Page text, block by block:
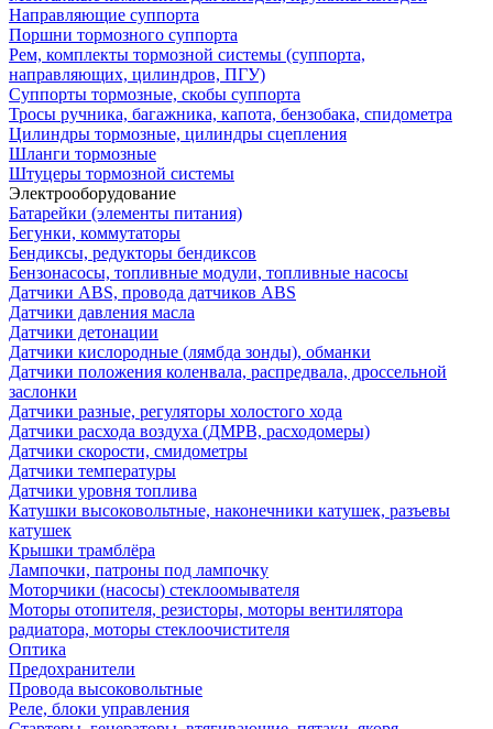
Направляющие суппорта
Поршни тормозного суппорта
Рем, комплекты тормозной системы (суппорта,
направляющих, цилиндров, ПГУ)
Суппорты тормозные, скобы суппорта
Тросы ручника, багажника, капота, бензобака, спидометра
Цилиндры тормозные, цилиндры сцепления
Шланги тормозные
Штуцеры тормозной системы
Электрооборудование
Батарейки (элементы питания)
Бегунки, коммутаторы
Бендиксы, редукторы бендиксов
Бензонасосы, топливные модули, топливные насосы
Датчики ABS, провода датчиков ABS
Датчики давления масла
Датчики детонации
Датчики кислородные (лямбда зонды), обманки
Датчики положения коленвала, распредвала, дроссельной
заслонки
Датчики разные, регуляторы холостого хода
Датчики расхода воздуха (ДМРВ, расходомеры)
Датчики скорости, смидометры
Датчики температуры
Датчики уровня топлива
Катушки высоковольтные, наконечники катушек, разъевы
катушек
Крышки трамблёра
Лампочки, патроны под лампочку
Моторчики (насосы) стеклоомывателя
Моторы отопителя, резисторы, моторы вентилятора
радиатора, моторы стеклоочистителя
Оптика
Предохранители
Провода высоковольтные
Реле, блоки управления